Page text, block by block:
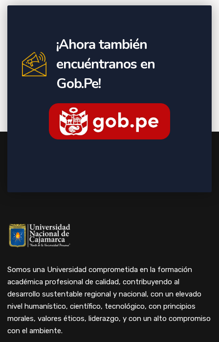
¡Ahora también
encuéntranos en
Gob.Pe!
Somos una Universidad comprometida en la formación
académica profesional de calidad, contribuyendo al
desarrollo sustentable regional y nacional, con un elevado
nivel humanístico, científico, tecnológico, con principios
morales, valores éticos, liderazgo, y con un alto compromiso
con el ambiente.